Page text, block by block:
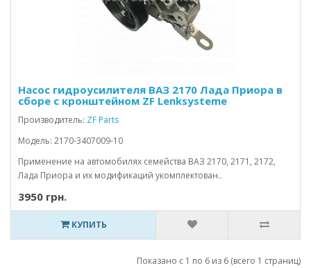
Насос гидроусилителя ВАЗ 2170 Лада Приора в
сборе с кронштейном ZF Lenksysteme
Производитель: ZF Parts
Модель: 2170-3407009-10
Применение на автомобилях семейства ВАЗ 2170, 2171, 2172,
Лада Приора и их модификаций укомплектован..
3950 грн.
КУПИТЬ
Показано с 1 по 6 из 6 (всего 1 страниц)